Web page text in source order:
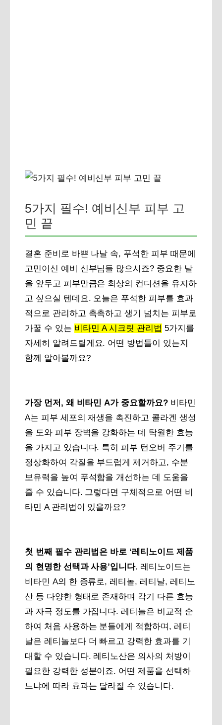
5가지 필수! 예비신부 피부 고
민 끝
결혼 준비로 바쁜 나날 속, 푸석한 피부 때문에
고민이신 예비 신부님들 많으시죠? 중요한 날
을 앞두고 피부만큼은 최상의 컨디션을 유지하
고 싶으실 텐데요. 오늘은 푸석한 피부를 효과
적으로 관리하고 촉촉하고 생기 넘치는 피부로
가꿀 수 있는 비타민 A 시크릿 관리법 5가지를
자세히 알려드릴게요. 어떤 방법들이 있는지
함께 알아볼까요?
가장 먼저, 왜 비타민 A가 중요할까요?비타민
A는 피부 세포의 재생을 촉진하고 콜라겐 생성
을 도와 피부 장벽을 강화하는 데 탁월한 효능
을 가지고 있습니다. 특히 피부 턴오버 주기를
정상화하여 각질을 부드럽게 제거하고, 수분
보유력을 높여 푸석함을 개선하는 데 도움을
줄 수 있습니다. 그렇다면 구체적으로 어떤 비
타민 A 관리법이 있을까요?
첫 번째 필수 관리법은 바로 ‘레티노이드 제품
의 현명한 선택과 사용’입니다. 레티노이드는
비타민 A의 한 종류로, 레티놀, 레티날, 레티노
산 등 다양한 형태로 존재하며 각기 다른 효능
과 자극 정도를 가집니다. 레티놀은 비교적 순
하여 처음 사용하는 분들에게 적합하며, 레티
날은 레티놀보다 더 빠르고 강력한 효과를 기
대할 수 있습니다. 레티노산은 의사의 처방이
필요한 강력한 성분이죠. 어떤 제품을 선택하
느냐에 따라 효과는 달라질 수 있습니다.